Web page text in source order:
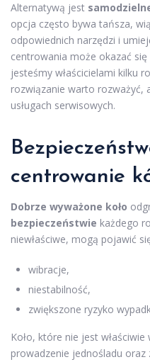
Alternatywą jest
opcja często bywa tańsza,
odpowiednich narzędzi i
centrowania może okazać się
jesteśmy właścicielami kilku
rozwiązanie warto rozważyć,
usługach serwisowych.
centrowanie
Dobrze wyważone koło
bezpieczeństwie każdego
niewłaściwe, mogą pojawić
wibracje,
niestabilność,
zwiększone ryzyko
Koło, które nie jest
prowadzenie jednośladu oraz